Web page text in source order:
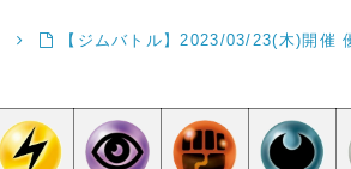
【ジムバトル】2023/03/23(木)開催